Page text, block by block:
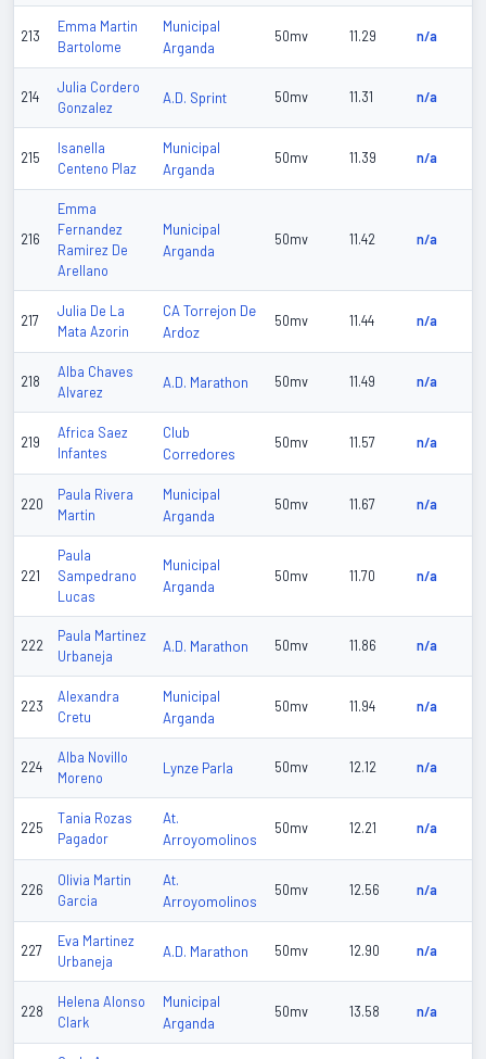
213
Emma Martin
Bartolome
Municipal
Arganda
50mv 11.29 n/a
214
Julia Cordero
Gonzalez
A.D. Sprint 50mv 11.31 n/a
215
Isanella
Centeno Plaz
Municipal
Arganda
50mv 11.39 n/a
216
Emma
Fernandez
Ramirez De
Arellano
Municipal
Arganda
50mv 11.42 n/a
217
Julia De La
Mata Azorin
CA Torrejon De
Ardoz
50mv 11.44 n/a
218
Alba Chaves
Alvarez
A.D. Marathon 50mv 11.49 n/a
219
Africa Saez
Infantes
Club
Corredores
50mv 11.57 n/a
220
Paula Rivera
Martin
Municipal
Arganda
50mv 11.67 n/a
221
Paula
Sampedrano
Lucas
Municipal
Arganda
50mv 11.70 n/a
222
Paula Martinez
Urbaneja
A.D. Marathon 50mv 11.86 n/a
223
Alexandra
Cretu
Municipal
Arganda
50mv 11.94 n/a
224
Alba Novillo
Moreno
Lynze Parla 50mv 12.12 n/a
225
Tania Rozas
Pagador
At.
Arroyomolinos
50mv 12.21 n/a
226
Olivia Martin
Garcia
At.
Arroyomolinos
50mv 12.56 n/a
227
Eva Martinez
Urbaneja
A.D. Marathon 50mv 12.90 n/a
228
Helena Alonso
Clark
Municipal
Arganda
50mv 13.58 n/a